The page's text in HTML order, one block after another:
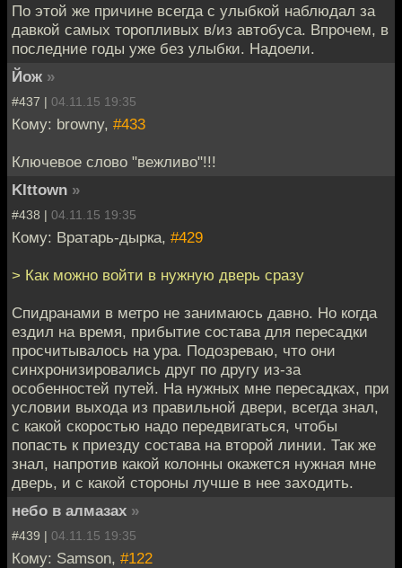
По этой же причине всегда с улыбкой наблюдал за
давкой самых торопливых в/из автобуса. Впрочем, в
последние годы уже без улыбки. Надоели.
Йож »
#437 | 04.11.15 19:35
Кому: browny, #433
Ключевое слово "вежливо"!!!
KIttown »
#438 | 04.11.15 19:35
Кому: Вратарь-дырка, #429
> Как можно войти в нужную дверь сразу
Спидранами в метро не занимаюсь давно. Но когда
ездил на время, прибытие состава для пересадки
просчитывалось на ура. Подозреваю, что они
синхронизировались друг по другу из-за
особенностей путей. На нужных мне пересадках, при
условии выхода из правильной двери, всегда знал,
с какой скоростью надо передвигаться, чтобы
попасть к приезду состава на второй линии. Так же
знал, напротив какой колонны окажется нужная мне
дверь, и с какой стороны лучше в нее заходить.
небо в алмазах »
#439 | 04.11.15 19:35
Кому: Samson, #122